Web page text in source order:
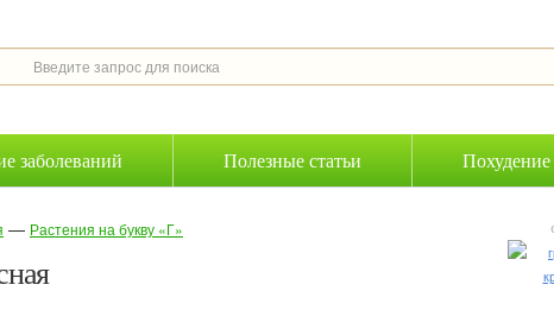
заболеваний Полезные статьи
— Растения на букву «Г»